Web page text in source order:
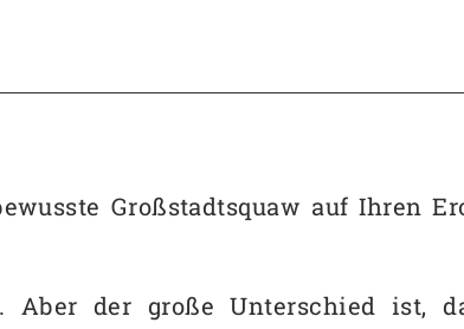
Großstadtsquaw auf Ihren
der große Unterschied ist,